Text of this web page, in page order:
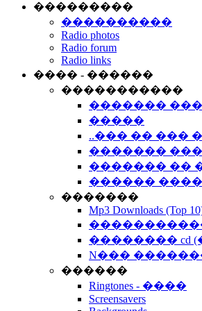
���������
����������
Radio photos
Radio forum
Radio links
���� - ������
�����������
�������
�����
..��� �� ���
�������
������� ��
������
�������
Mp3 Downloads (Top
�������������
�������� cd
N���
������
Ringtones - ����
Screensavers